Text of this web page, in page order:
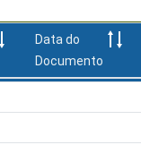
Data do
Documento